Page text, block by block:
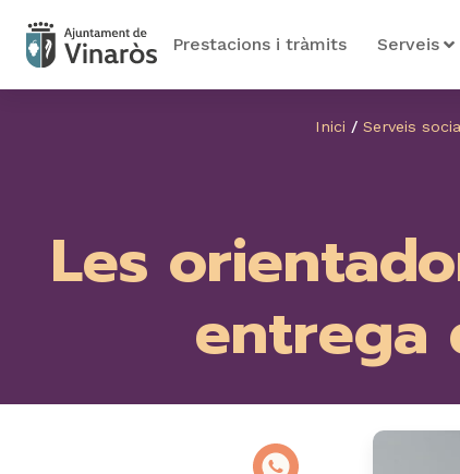
Prestacions i tràmits Serveis
Inici / Serveis
Les
entrega